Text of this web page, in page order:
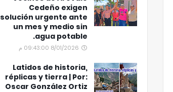
Cedeño exigen
solución urgente ante
un mes y medio sin
agua potable.
8/01/2026 09:43:00 م
Latidos de historia,
réplicas y tierra | Por:
Oscar González Ortiz